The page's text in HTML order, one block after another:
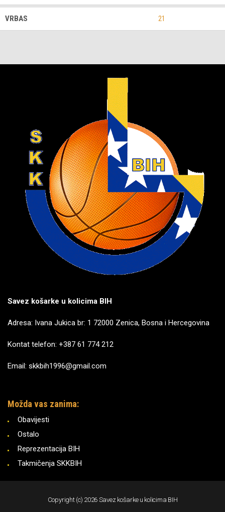
VRBAS 21
Savez košarke u kolicima BIH
Adresa: Ivana Jukica br: 1 72000 Zenica, Bosna i Hercegovina
Kontat telefon: +387 61 774 212
Email: skkbih1996@gmail.com
Možda vas zanima:
Obavijesti
Ostalo
Reprezentacija BIH
Takmičenja SKKBIH
Copyright (c) 2026 Savez košarke u kolicima BIH